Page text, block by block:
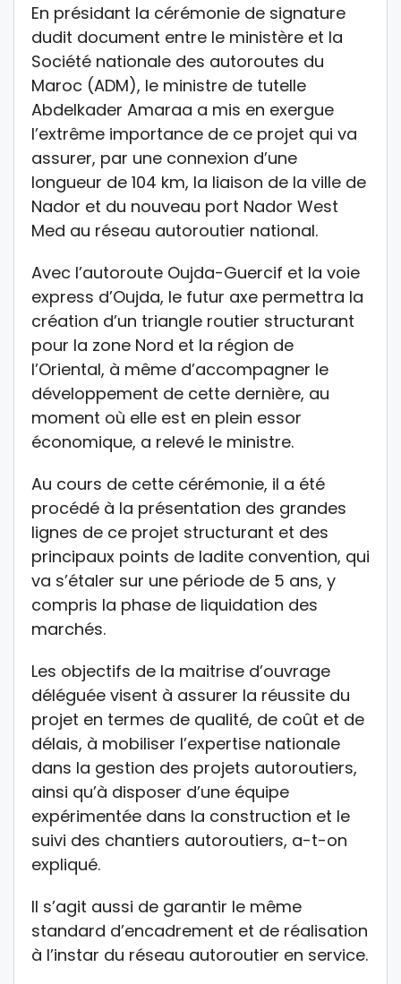
En présidant la cérémonie de signature
dudit document entre le ministère et la
Société nationale des autoroutes du
Maroc (ADM), le ministre de tutelle
Abdelkader Amaraa a mis en exergue
l’extrême importance de ce projet qui va
assurer, par une connexion d’une
longueur de 104 km, la liaison de la ville de
Nador et du nouveau port Nador West
Med au réseau autoroutier national.
Avec l’autoroute Oujda-Guercif et la voie
express d’Oujda, le futur axe permettra la
création d’un triangle routier structurant
pour la zone Nord et la région de
l’Oriental, à même d’accompagner le
développement de cette dernière, au
moment où elle est en plein essor
économique, a relevé le ministre.
Au cours de cette cérémonie, il a été
procédé à la présentation des grandes
lignes de ce projet structurant et des
principaux points de ladite convention, qui
va s’étaler sur une période de 5 ans, y
compris la phase de liquidation des
marchés.
Les objectifs de la maitrise d’ouvrage
déléguée visent à assurer la réussite du
projet en termes de qualité, de coût et de
délais, à mobiliser l’expertise nationale
dans la gestion des projets autoroutiers,
ainsi qu’à disposer d’une équipe
expérimentée dans la construction et le
suivi des chantiers autoroutiers, a-t-on
expliqué.
Il s’agit aussi de garantir le même
standard d’encadrement et de réalisation
à l’instar du réseau autoroutier en service.